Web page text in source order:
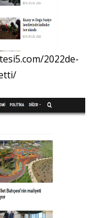
2022de-